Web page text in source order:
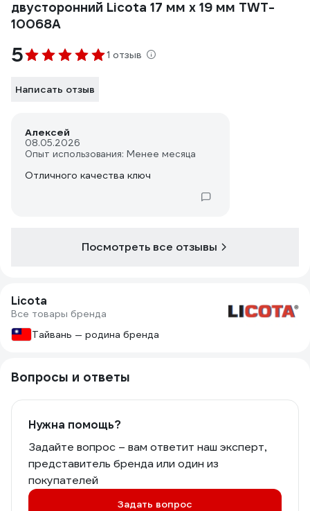
двусторонний Licota 17 мм х 19 мм TWT-
10068A
5 1 отзыв
Написать отзыв
Алексей
08.05.2026
Опыт использования: Менее месяца
Отличного качества ключ
Посмотреть все отзывы
Licota
Все товары бренда
Тайвань — родина бренда
Вопросы и ответы
Нужна помощь?
Задайте вопрос – вам ответит наш эксперт,
представитель бренда или один из
покупателей
Задать вопрос